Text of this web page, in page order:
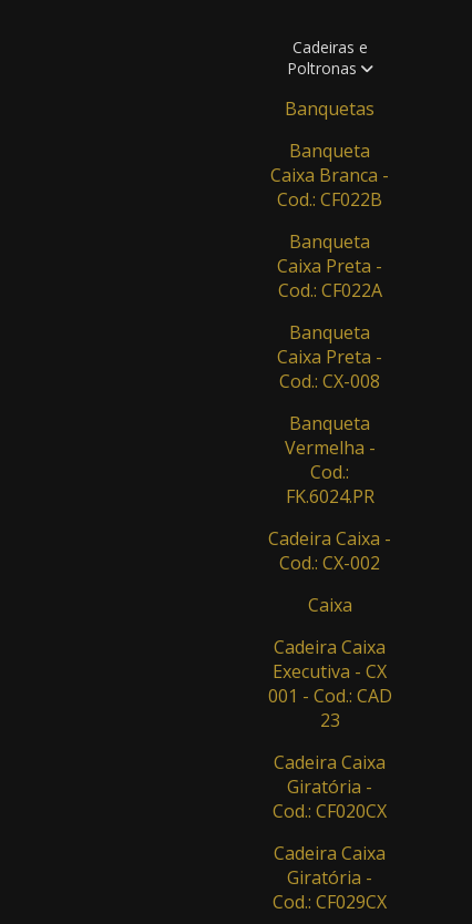
Cadeiras e
Poltronas
Banquetas
Banqueta
Caixa Branca -
Cod.: CF022B
Banqueta
Caixa Preta -
Cod.: CF022A
Banqueta
Caixa Preta -
Cod.: CX-008
Banqueta
Vermelha -
Cod.:
FK.6024.PR
Cadeira Caixa -
Cod.: CX-002
Caixa
Cadeira Caixa
Executiva - CX
001 - Cod.: CAD
23
Cadeira Caixa
Giratória -
Cod.: CF020CX
Cadeira Caixa
Giratória -
Cod.: CF029CX